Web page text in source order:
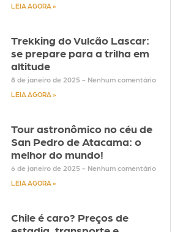
LEIA AGORA »
Trekking do Vulcão Lascar:
se prepare para a trilha em
altitude
8 de janeiro de 2025 Nenhum comentário
LEIA AGORA »
Tour astronômico no céu de
San Pedro de Atacama: o
melhor do mundo!
6 de janeiro de 2025 Nenhum comentário
LEIA AGORA »
Chile é caro? Preços de